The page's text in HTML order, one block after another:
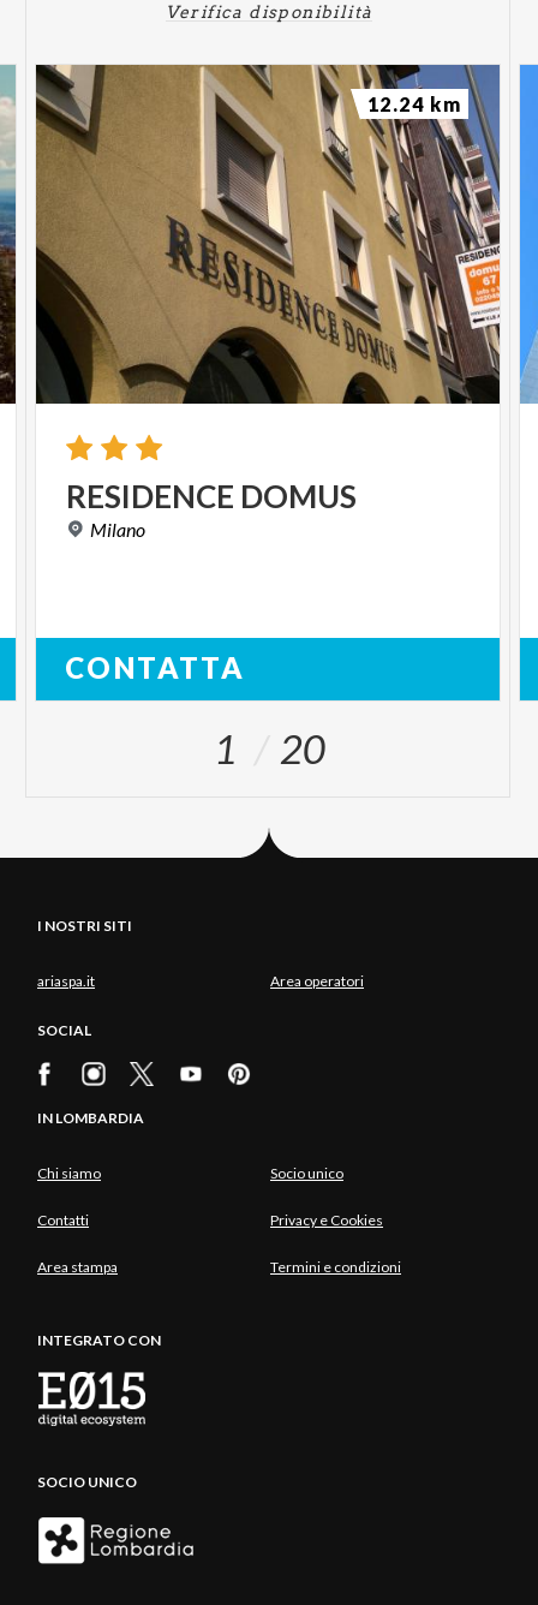
Verifica disponibilità
RESIDENCE DOMUS
Milano
CONTATTA
12.24 km
1 20
I NOSTRI SITI
ariaspa.it Area operatori
SOCIAL
IN LOMBARDIA
Chi siamo Socio unico
Contatti Privacy e Cookies
Area stampa Termini e condizioni
INTEGRATO CON
SOCIO UNICO